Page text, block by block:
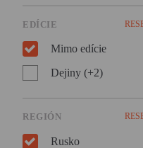
EDÍCIE
Mimo edície
Dejiny (+2)
REGIÓN
Rusko